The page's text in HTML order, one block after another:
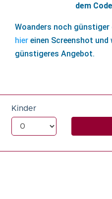
dem
Woanders noch günstiger
hiereinen Screenshot und
günstigeres Angebot.